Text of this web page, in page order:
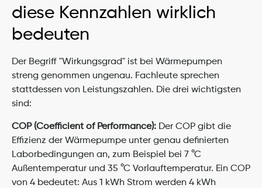
diese Kennzahlen wirklich
bedeuten
Der Begriff "Wirkungsgrad" ist bei Wärmepumpen
streng genommen ungenau. Fachleute sprechen
stattdessen von Leistungszahlen. Die drei wichtigsten
sind:
COP (Coefficient of Performance): Der COP gibt die
Effizienz der Wärmepumpe unter genau definierten
Laborbedingungen an, zum Beispiel bei 7 °C
Außentemperatur und 35 °C Vorlauftemperatur. Ein COP
von 4 bedeutet: Aus 1 kWh Strom werden 4 kWh